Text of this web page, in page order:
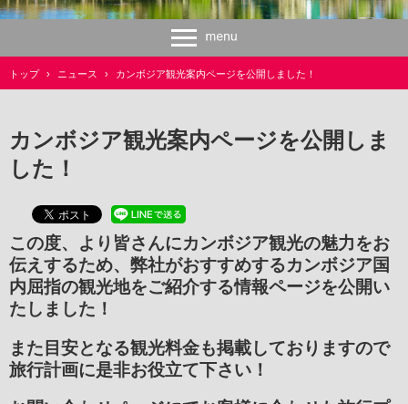
トップ › ニュース › カンボジア観光案内ページを公開しました！
カンボジア観光案内ページを公開しま
した！
この度、より皆さんにカンボジア観光の魅力をお
伝えするため、弊社がおすすめするカンボジア国
内屈指の観光地をご紹介する情報ページを公開い
たしました！
また目安となる観光料金も掲載しておりますので
旅行計画に是非お役立て下さい！